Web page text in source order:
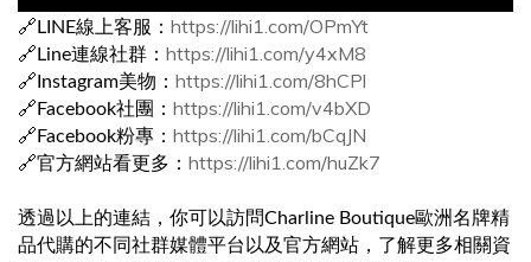
🔗LINE線上客服： https://lihi1.com/OPmYt
🔗Line連線社群： https://lihi1.com/y4xM8
🔗Instagram美物： https://lihi1.com/8hCPl
🔗Facebook社團： https://lihi1.com/v4bXD
🔗Facebook粉專： https://lihi1.com/bCqJN
🔗官方網站看更多： https://lihi1.com/huZk7
透過以上的連結，你可以訪問Charline Boutique歐洲名牌精
品代購的不同社群媒體平台以及官方網站，了解更多相關資